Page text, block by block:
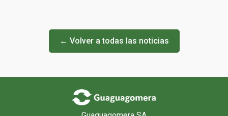
← Volver a todas las noticias